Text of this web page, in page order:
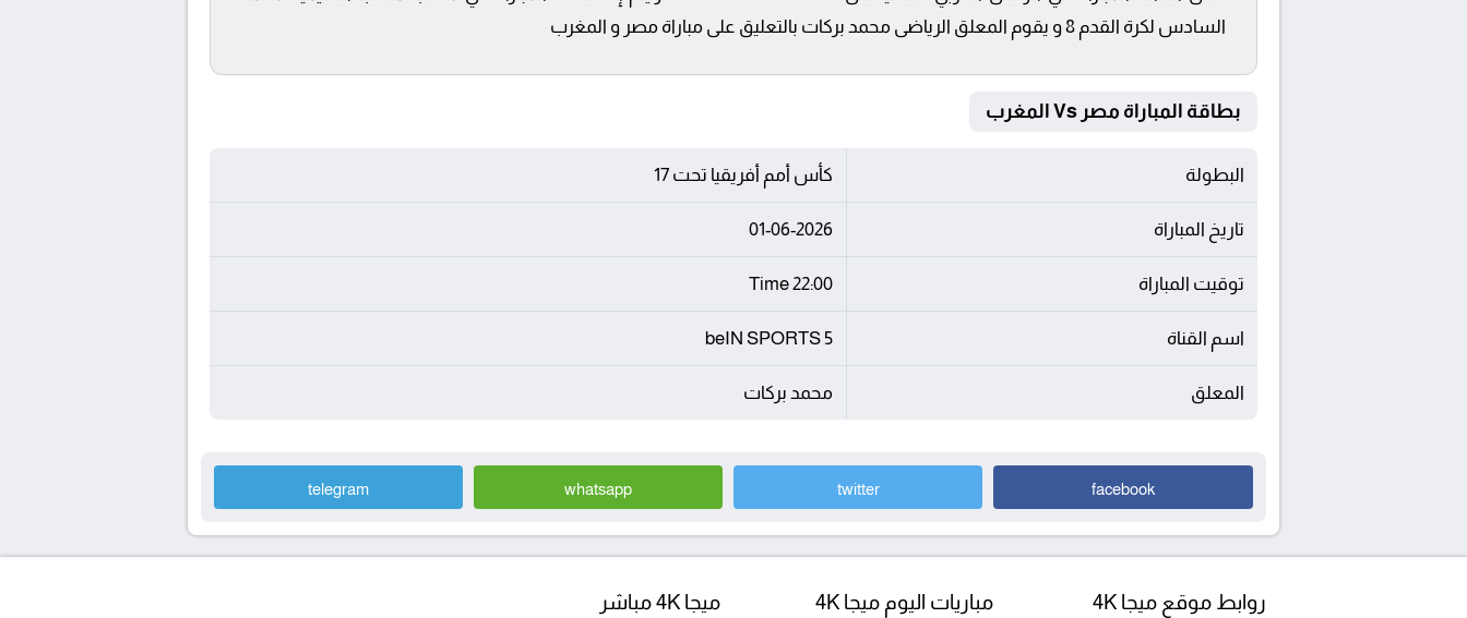
السادس لكرة القدم 8 و يقوم المعلق الرياضى محمد بركات بالتعليق على مباراة مصر و المغرب
بطاقة المباراة مصر Vs المغرب
البطولة كأس أمم أفريقيا تحت 17
تاريخ المباراة 01-06-2026
توقيت المباراة 22:00 Time
اسم القناة beIN SPORTS 5
المعلق محمد بركات
facebook
twitter
whatsapp
telegram
روابط موقع ميجا 4K مباريات اليوم ميجا 4K ميجا 4K مباشر